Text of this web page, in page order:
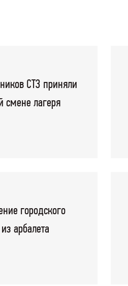
СТЗ приняли
смене лагеря
городского
арбалета